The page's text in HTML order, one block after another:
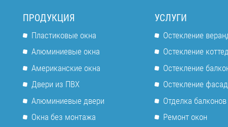
ПРОДУКЦИЯ
Пластиковые окна
Алюминиевые окна
Американские окна
Двери из ПВХ
Алюминиевые двери
Окна без монтажа
УСЛУГИ
Остекление
Остекление
Остекление
Остекление
Отделка балконов
Ремонт окон